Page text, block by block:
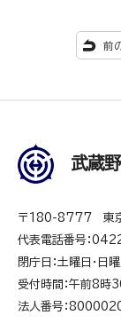
前
武蔵
〒180-8777 東
代表電話番号：
閉庁日：土曜日・日
受付時間：午前8時
法人番号：